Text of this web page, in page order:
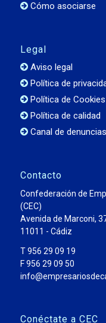
Cómo asociarse
Legal
Aviso legal
Política de
Política de Cookies
Política de calidad
Canal de denuncias
Contacto
Confederación de
(CEC)
Avenida de Marconi,
11011 - Cádiz
T 956 29 09 19
F 956 29 09 50
Conéctate a CEC